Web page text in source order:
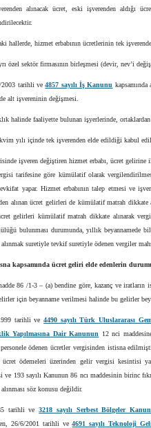
alınacak ücret, eski işverenden aldığı
hallerde, hizmet erbabının ücretlerinin tek
özel sektör firmasının birleşmesi (devir, nev’i
2003 tarihli ve4857 sayılı İş Kanunu
alt işvereninin değişmesi.
halinde faaliyette bulunan işyerlerinde,
yılı içinde tek işverenden elde edildiği kabul
işveren değiştiren hizmet erbabı, ücret
tarifesine göre kümülatif olarak
yapar. Hizmet erbabının talep etmesi ve
alınan ücret gelirleri de kümülatif matrah
gelirleri kümülatif matrah dikkate alınarak
bulunması durumunda, yıllık beyannamede
suretiyle tevkif suretiyle ödenen vergiler
kapsamında ücret geliri elde edenlerin
86 /1-3 – (a) bendine göre, kazanç ve iratların
için beyanname verilmesi halinde bu gelirler
tarihli ve 4490 sayılı Türk Uluslararası
Yapılmasına Dair Kanunun
12 nci
personele ödenen ücretler vergisinden istisna
ücret ödemeleri üzerinden gelir vergisi kesintisi
ve 193 sayılı Kanunun 86 ncı maddesinin birinc
söz konusu değildir.
tarihli ve3218 sayılı Serbest Bölgeler
26/6/2001 tarihli ve4691 sayılı Teknoloji